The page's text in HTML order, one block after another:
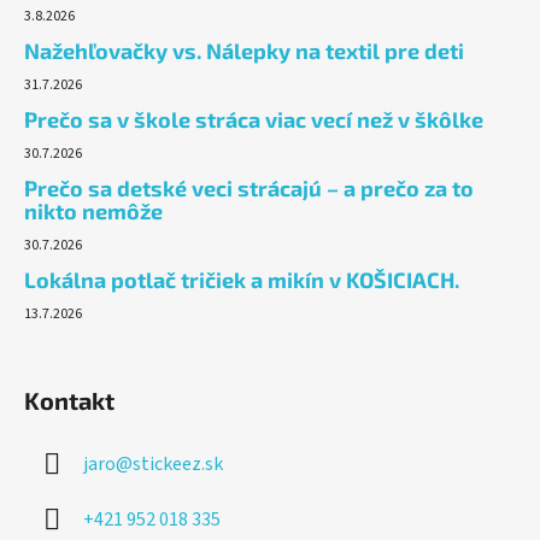
3.8.2026
Nažehľovačky vs. Nálepky na textil pre deti
31.7.2026
Prečo sa v škole stráca viac vecí než v škôlke
30.7.2026
Prečo sa detské veci strácajú – a prečo za to
nikto nemôže
30.7.2026
Lokálna potlač tričiek a mikín v KOŠICIACH.
13.7.2026
Kontakt
jaro@stickeez.sk
+421 952 018 335